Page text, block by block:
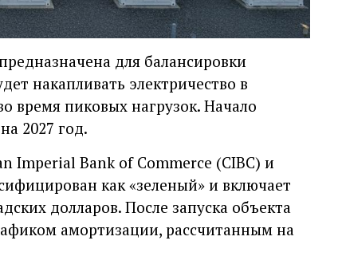
для балансировки
накапливать электричество в
время пиковых нагрузок. Начало
2027 год.
Imperial Bank of Commerce (CIBC) и
как «зеленый» и включает
долларов. После запуска объекта
амортизации, рассчитанным на